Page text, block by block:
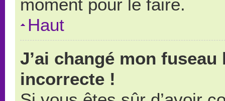
moment pour le faire.
Haut
J’ai changé mon
incorrecte !